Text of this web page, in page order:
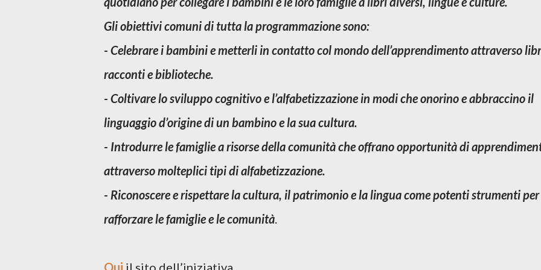
Gli obiettivi comuni di tutta la programmazione sono:
- Celebrare i bambini e metterli in contatto col mondo dell’apprendimento attraverso
racconti e biblioteche.
- Coltivare lo sviluppo cognitivo e l’alfabetizzazione in modi che onorino e abbraccino il
linguaggio d’origine di un bambino e la sua cultura.
- Introdurre le famiglie a risorse della comunità che offrano opportunità di
attraverso molteplici tipi di alfabetizzazione.
- Riconoscere e rispettare la cultura, il patrimonio e la lingua come potenti strumenti per
rafforzare le famiglie e le comunità.
Qui il sito dell’iniziativa.